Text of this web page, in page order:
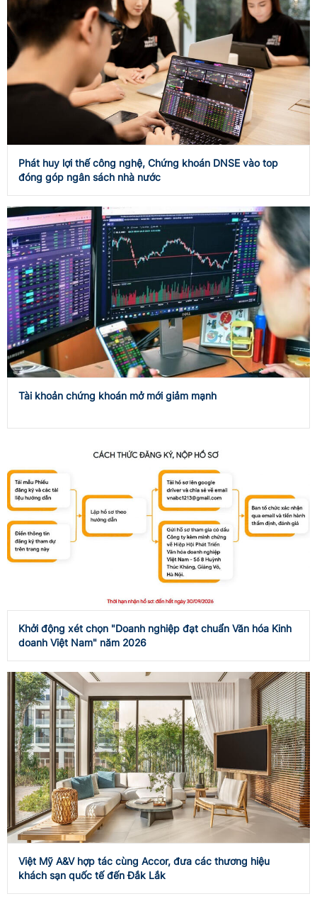
Phát huy lợi thế công nghệ, Chứng khoán DNSE vào top
đóng góp ngân sách nhà nước
Tài khoản chứng khoán mở mới giảm mạnh
Khởi động xét chọn "Doanh nghiệp đạt chuẩn Văn hóa Kinh
doanh Việt Nam" năm 2026
Việt Mỹ A&V hợp tác cùng Accor, đưa các thương hiệu
khách sạn quốc tế đến Đắk Lắk